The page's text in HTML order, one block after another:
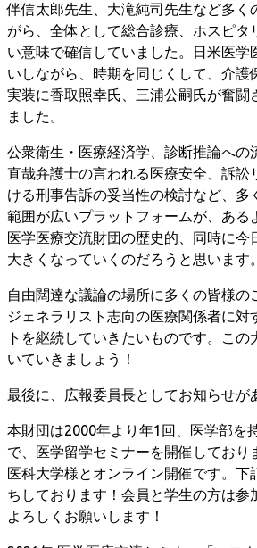
伴信太郎先生、大滝純司先生など多く
がら、全体として総合診療、ホスピタ
い意味で確信していました。日米医学
いしながら、時期を同じくして、介護
実装に香取照幸氏、三浦公嗣氏が奮闘
ました。
公衆衛生・医療経済学、診断推論への
直哉弁護士の言われる医療安全、訴訟
ける刑事告訴の妥当性の検討など、多
範囲が広いプラットフォームが、ある
医学医療交流財団の歴史的、同時に今
大きくなっていくのだろうと思います。
自由闊達な議論の場所に多くの皆様の
ジェネラリスト志向の医療関係者に対
トを継続していきたいものです。この
いていきましょう！
最後に、広報委員長としてお知らせが
本財団は2000年より年1回、医学部を
で、医学留学セミナーを開催しており
医科大学様とオンライン開催です。下
ちしております！会員と学生の方は参
よろしくお願いします！